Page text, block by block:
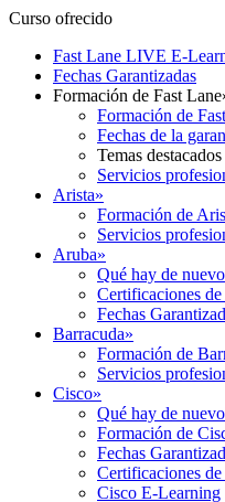
Curso ofrecido
Fast Lane LIVE E-
Fechas Garantizadas
Formación de Fast Lane
Formación de
Fechas de la
Temas destacados
Servicios
Arista»
Formación de
Servicios
Aruba»
Qué hay de nuevo
Certificaciones
Fechas
Barracuda»
Formación de
Servicios
Cisco»
Qué hay de
Formación de
Fechas
Certificaciones
Cisco E-Learning